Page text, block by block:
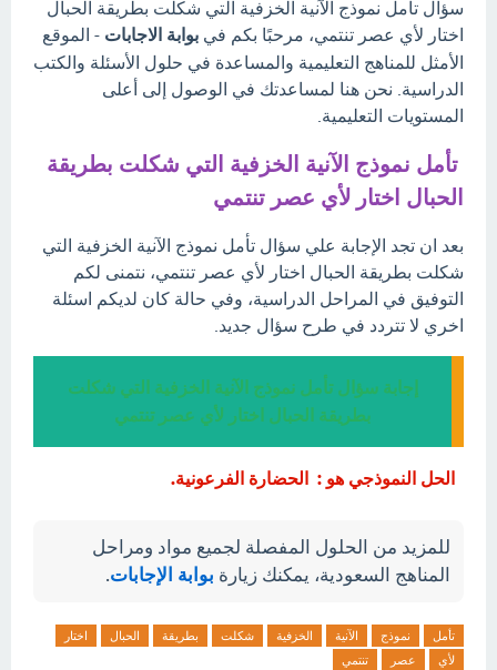
سؤال تأمل نموذج الآنية الخزفية التي شكلت بطريقة الحبال
اختار لأي عصر تنتمي، مرحبًا بكم في بوابة الاجابات - الموقع
الأمثل للمناهج التعليمية والمساعدة في حلول الأسئلة والكتب
الدراسية. نحن هنا لمساعدتك في الوصول إلى أعلى
المستويات التعليمية.
تأمل نموذج الآنية الخزفية التي شكلت بطريقة
الحبال اختار لأي عصر تنتمي
بعد ان تجد الإجابة علي سؤال تأمل نموذج الآنية الخزفية التي
شكلت بطريقة الحبال اختار لأي عصر تنتمي، نتمنى لكم
التوفيق في المراحل الدراسية، وفي حالة كان لديكم اسئلة
اخري لا تتردد في طرح سؤال جديد.
إجابة سؤال تأمل نموذج الآنية الخزفية التي شكلت
بطريقة الحبال اختار لأي عصر تنتمي
الحل النموذجي هو : الحضارة الفرعونية.
للمزيد من الحلول المفصلة لجميع مواد ومراحل
المناهج السعودية، يمكنك زيارة بوابة الإجابات.
تأمل نموذج الآنية الخزفية شكلت بطريقة الحبال
اختار
لأي
عصر تنتمي